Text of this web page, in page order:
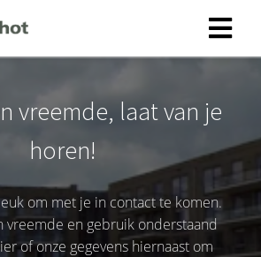
vreemde, laat van je
horen!
om met je in contact te komen.
vreemde en gebruik onderstaand
of onze gegevens hiernaast om